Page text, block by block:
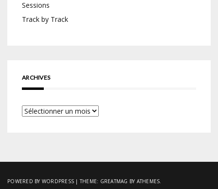
Sessions
Track by Track
ARCHIVES
Archives
POWERED BY WORDPRESS |THEME: GREATMAG BY ATHEMES.